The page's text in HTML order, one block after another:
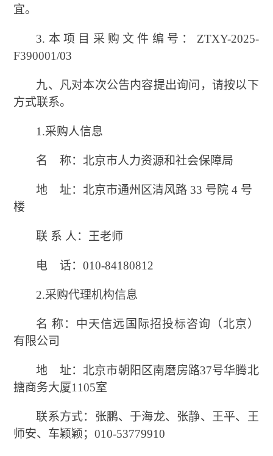
宜。
3.本项目采购文件编号：ZTXY-2025-
F390001/03
九、凡对本次公告内容提出询问，请按以下
方式联系。
1.采购人信息
名 称：北京市人力资源和社会保障局
地 址：北京市通州区清风路 33 号院 4 号
楼
联 系 人：王老师
电 话：010-84180812
2.采购代理机构信息
名 称：中天信远国际招投标咨询（北京）
有限公司
地 址：北京市朝阳区南磨房路37号华腾北
搪商务大厦1105室
联系方式：张鹏、于海龙、张静、王平、王
师安、车颖颖；010-53779910